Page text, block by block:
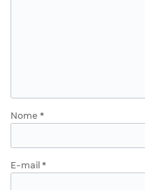
Nome *
E-mail *